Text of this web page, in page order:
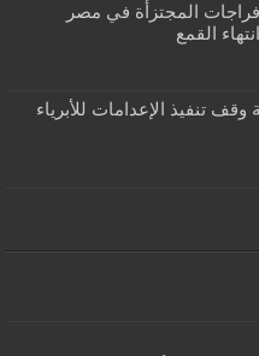
المجتزأة في مصر
القمع
تنفيذ الإعدامات للأبرياء